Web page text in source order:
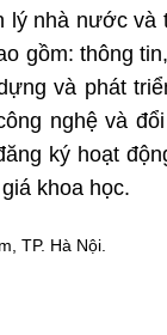
nhà nước và
gồm: thông
và phát
nghệ và
ký hoạt
khoa học.
TP. Hà Nội.